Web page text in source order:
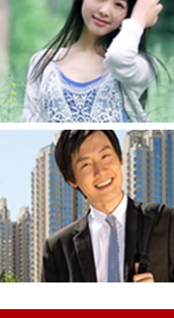
起名强烈推荐给你们的
8月
订单号为：139****3405 的
全符合了我的要求,朗朗上
我日后一定介绍我的客户
订单号为：159****7498 的
最好的一款服务，A4的，
和我家人看到后都非常的
书，等很多命理补救的知
感谢郑老师。8月7日
订单号为：138****2237 的